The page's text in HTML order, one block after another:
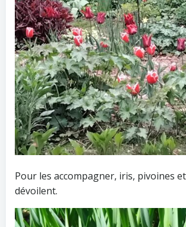
Pour les accompagner, iris, pivoines
dévoilent.